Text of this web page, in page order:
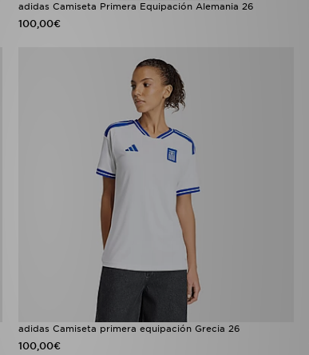
adidas Camiseta Primera Equipación Alemania 26
100,00€
adidas Camiseta primera equipación Grecia 26
100,00€